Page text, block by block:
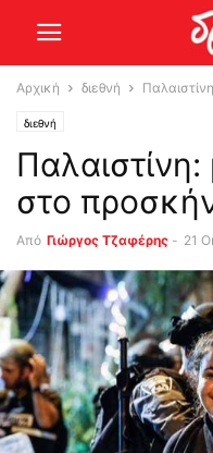
Αρχική διεθνή
διεθνή
Παλαιστίνη:
στο
Από Γιώργος Τζαφέρης - 21